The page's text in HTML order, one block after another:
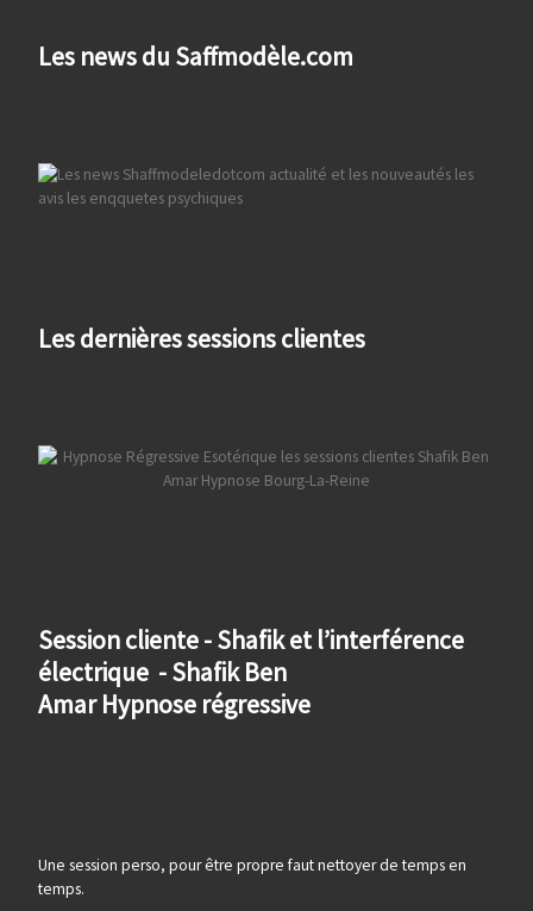
Les news du Saffmodèle.com
Les dernières sessions clientes
Session cliente - Shafik et l’interférence
électrique - Shafik Ben
Amar Hypnose régressive
Une session perso, pour être propre faut nettoyer de temps en
temps.